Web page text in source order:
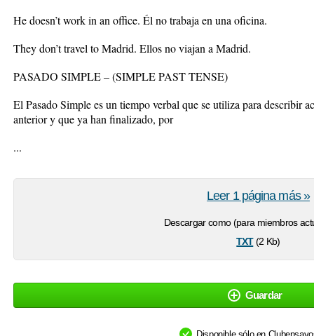
He doesn’t work in an office. Él no trabaja en una oficina.
They don’t travel to Madrid. Ellos no viajan a Madrid.
PASADO SIMPLE – (SIMPLE PAST TENSE)
El Pasado Simple es un tiempo verbal que se utiliza para describir
anterior y que ya han finalizado, por
...
Descargar como (para miembros
txt(2 Kb)
Leer 1 página más »
Guardar